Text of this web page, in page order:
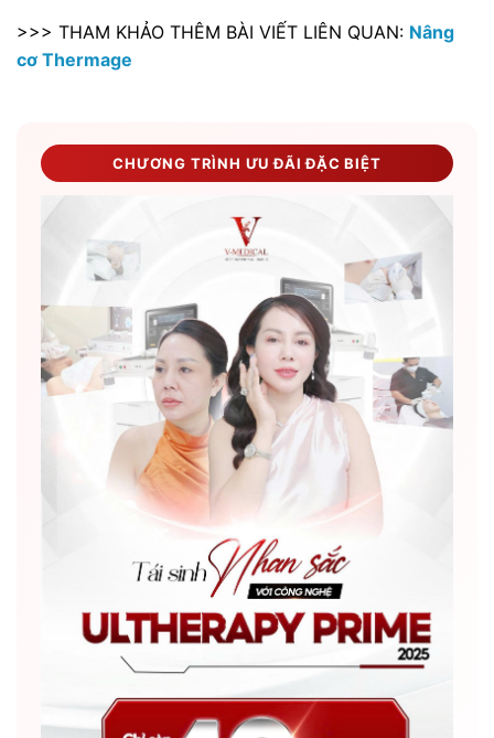
>>> THAM KHẢO THÊM BÀI VIẾT LIÊN QUAN: Nâng
cơ Thermage
CHƯƠNG TRÌNH ƯU ĐÃI ĐẶC BIỆT